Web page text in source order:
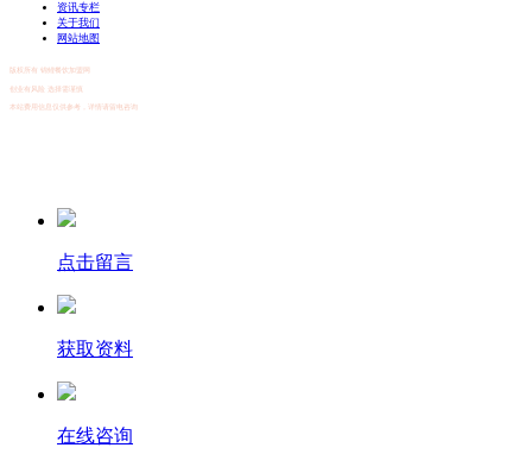
资讯专栏
关于我们
网站地图
版权所有 锦鲤餐饮加盟网
创业有风险 选择需谨慎
本站费用信息仅供参考，详情请留电咨询
点击留言
获取资料
在线咨询